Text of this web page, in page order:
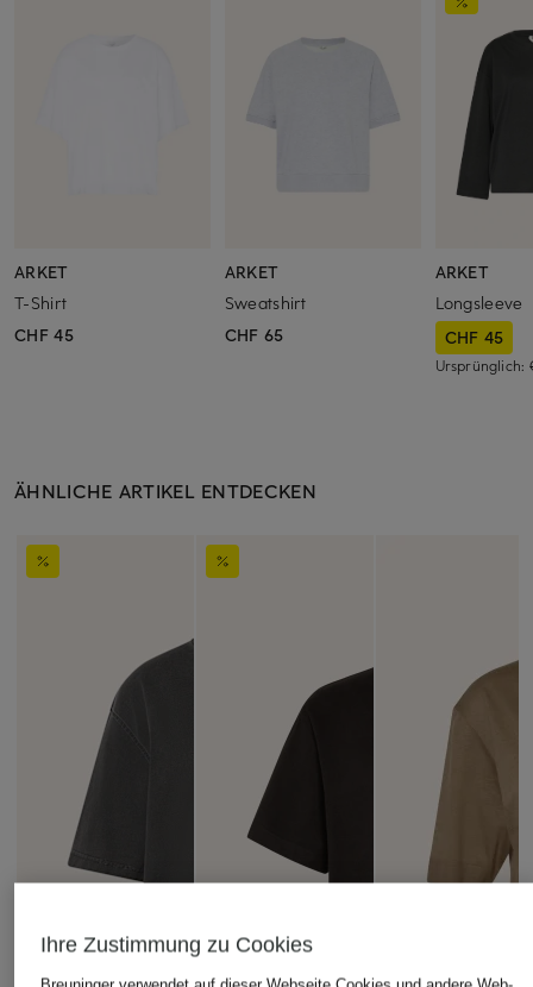
ARKET
T-Shirt
CHF 45
ARKET
Sweatshirt
CHF 65
ARKET
Longsleeve
CHF 45
Ursprünglich:
ÄHNLICHE ARTIKEL ENTDECKEN
Ihre Zustimmung zu Cookies